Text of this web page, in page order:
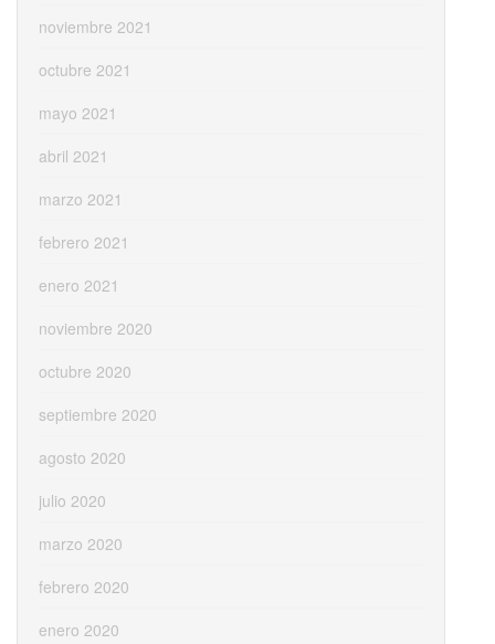
noviembre 2021
octubre 2021
mayo 2021
abril 2021
marzo 2021
febrero 2021
enero 2021
noviembre 2020
octubre 2020
septiembre 2020
agosto 2020
julio 2020
marzo 2020
febrero 2020
enero 2020